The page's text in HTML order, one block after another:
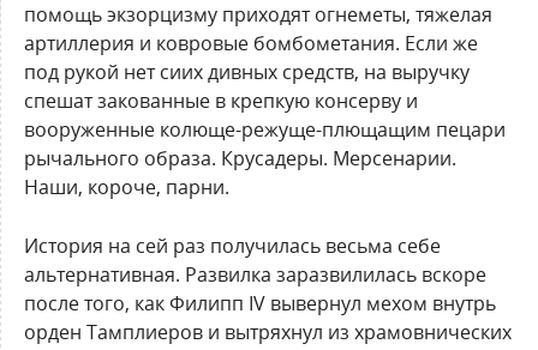
помощь экзорцизму приходят огнеметы, тяжелая
артиллерия и ковровые бомбометания. Если же
под рукой нет сиих дивных средств, на выручку
спешат закованные в крепкую консерву и
вооруженные колюще-режуще-плющащим пецари
рычального образа. Крусадеры. Мерсенарии.
Наши, короче, парни.
История на сей раз получилась весьма себе
альтернативная. Развилка заразвилилась вскоре
после того, как Филипп IV вывернул мехом внутрь
орден Тамплиеров и вытряхнул из храмовнических